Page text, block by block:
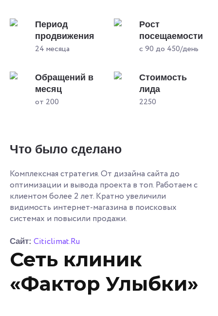
Период
продвижения
24 месяца
Рост
посещаемости
с 90 до 450/день
Обращений в
месяц
от 200
Стоимость
лида
2250
Что было сделано
Комплексная стратегия. От дизайна сайта до
оптимизации и вывода проекта в топ. Работаем с
клиентом более 2 лет. Кратно увеличили
видимость интернет-магазина в поисковых
системах и повысили продажи.
Сайт: Citiclimat.Ru
Сеть клиник
«Фактор Улыбки»